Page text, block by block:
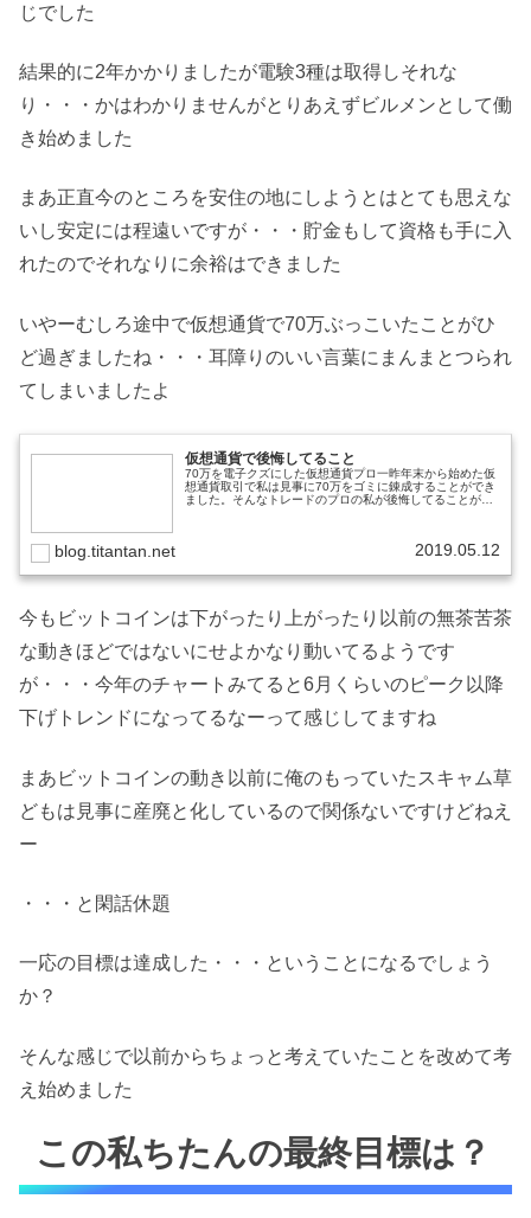
じでした
結果的に2年かかりましたが電験3種は取得しそれな
り・・・かはわかりませんがとりあえずビルメンとして働
き始めました
まあ正直今のところを安住の地にしようとはとても思えな
いし安定には程遠いですが・・・貯金もして資格も手に入
れたのでそれなりに余裕はできました
いやーむしろ途中で仮想通貨で70万ぶっこいたことがひ
ど過ぎましたね・・・耳障りのいい言葉にまんまとつられ
てしまいましたよ
仮想通貨で後悔してること
70万を電子クズにした仮想通貨プロ一昨年末から始めた仮
想通貨取引で私は見事に70万をゴミに錬成することができ
ました。そんなトレードのプロの私が後悔してることがあ
blog.titantan.net 2019.05.12
今もビットコインは下がったり上がったり以前の無茶苦茶
な動きほどではないにせよかなり動いてるようです
が・・・今年のチャートみてると6月くらいのピーク以降
下げトレンドになってるなーって感じしてますね
まあビットコインの動き以前に俺のもっていたスキャム草
どもは見事に産廃と化しているので関係ないですけどねえ
ー
・・・と閑話休題
一応の目標は達成した・・・ということになるでしょう
か？
そんな感じで以前からちょっと考えていたことを改めて考
え始めました
この私ちたんの最終目標は？